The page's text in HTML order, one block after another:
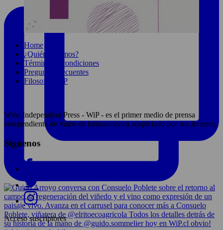
Home
¿Quiénes somos?
Términos y condiciones
Preguntas frecuentes
Filosofía WIP
Wine Independent Press - WiP - es el primer medio de prensa
independiente de vinos de latinoamerica auspiciado por sus lectores.
Síguenos
Acceso suscriptores